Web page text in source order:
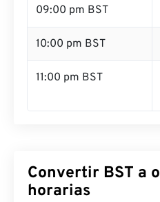
09:00 pm BST
10:00 pm BST
11:00 pm BST
Convertir BST a
horarias